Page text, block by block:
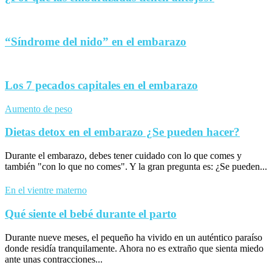
“Síndrome del nido” en el embarazo
Los 7 pecados capitales en el embarazo
Aumento de peso
Dietas detox en el embarazo ¿Se pueden hacer?
Durante el embarazo, debes tener cuidado con lo que comes y
también "con lo que no comes". Y la gran pregunta es: ¿Se pueden...
En el vientre materno
Qué siente el bebé durante el parto
Durante nueve meses, el pequeño ha vivido en un auténtico paraíso
donde residía tranquilamente. Ahora no es extraño que sienta miedo
ante unas contracciones...